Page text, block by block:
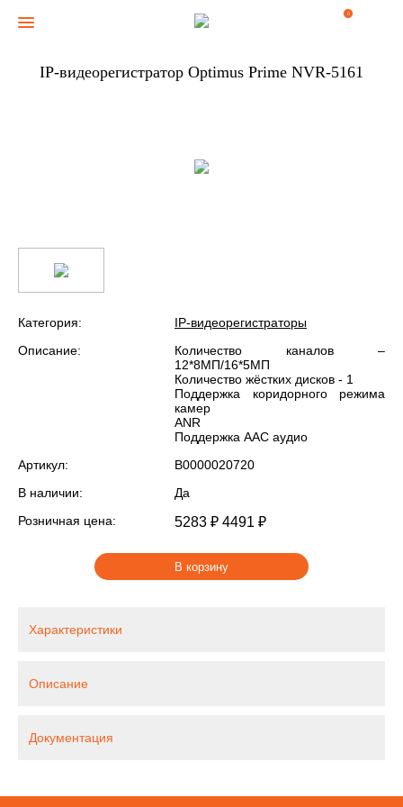
0
IP-видеорегистратор Optimus Prime NVR-5161
Категория:
IP-видеорегистраторы
Описание:
Количество каналов –
12*8МП/16*5МП
Количество жёстких дисков - 1
Поддержка коридорного режима
камер
ANR
Поддержка AAC аудио
Артикул:
В0000020720
В наличии:
Да
Розничная цена:
5283 ₽ 4491 ₽
В корзину
Характеристики
Описание
Документация